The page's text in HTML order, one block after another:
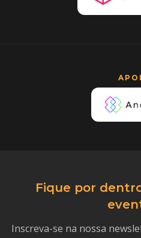
Fique por
Inscreva-se na nossa